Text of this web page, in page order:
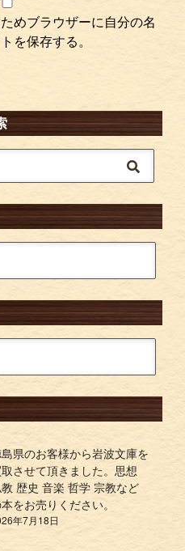
めブラウザーに自分の名
を保存する。
県のお客様から岩波文庫を
させて頂きました。思想
歴史 音楽 哲学 宗教など
をお売りください。
年7月18日